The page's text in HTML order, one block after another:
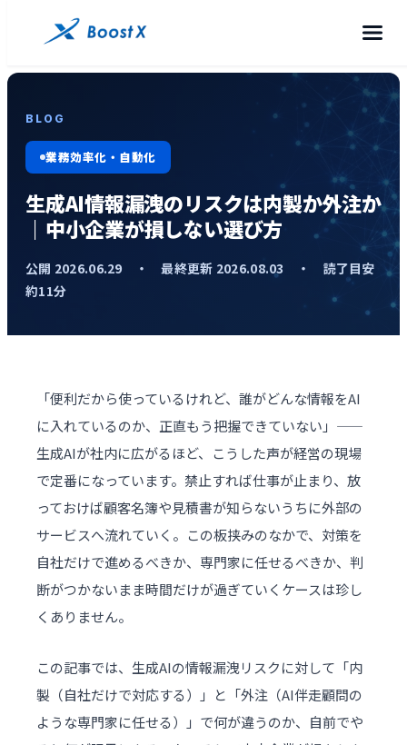
BLOG
業務効率化・自動化
生成AI情報漏洩のリスクは内製か外注か
｜中小企業が損しない選び方
公開 2026.06.29 ・ 最終更新 2026.08.03 ・ 読了目安
約11分
「便利だから使っているけれど、誰がどんな情報をAI
に入れているのか、正直もう把握できていない」——
生成AIが社内に広がるほど、こうした声が経営の現場
で定番になっています。禁止すれば仕事が止まり、放
っておけば顧客名簿や見積書が知らないうちに外部の
サービスへ流れていく。この板挟みのなかで、対策を
自社だけで進めるべきか、専門家に任せるべきか、判
断がつかないまま時間だけが過ぎていくケースは珍し
くありません。
この記事では、生成AIの情報漏洩リスクに対して「内
製（自社だけで対応する）」と「外注（AI伴走顧問の
ような専門家に任せる）」で何が違うのか、自前でや